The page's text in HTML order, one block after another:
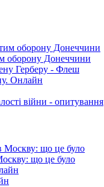
оборону Донеччини
Герберу - Флеш
Онлайн
війни - опитування
що це було